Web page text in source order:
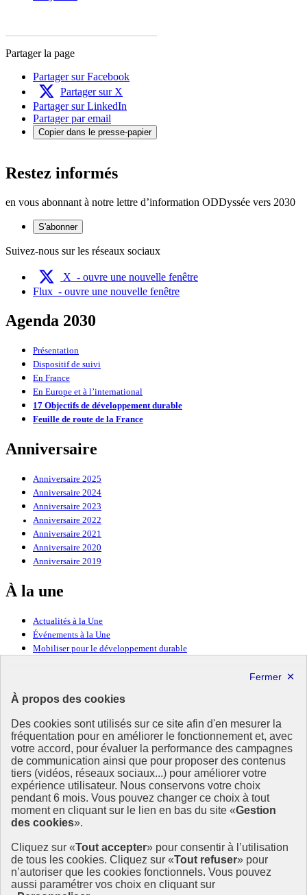
À propos des cookies
Des cookies sont utilisés sur ce site afin d'en mesurer la
fréquentation pour en améliorer le fonctionnement et, avec
votre accord, pour évaluer la performance des campagnes
de communication ainsi que pour proposer des contenus
tiers (vidéos, réseaux sociaux...) pour améliorer votre
expérience utilisateur. Nous conservons votre choix
pendant 6 mois. Vous pouvez changer ce choix à tout
moment en cliquant sur le lien en bas du site «Gestion
des cookies».
Cliquez sur «Tout accepter» pour consentir à l’utilisation
de tous les cookies. Cliquez sur «Tout refuser» pour
n’autoriser que les cookies fonctionnels. Vous pouvez
aussi paramétrer vos choix en cliquant sur
Partager la page
Partager sur Facebook
Partager sur X
Partager sur LinkedIn
Partager par email
Copier dans le presse-papier
Restez informés
en vous abonnant à notre lettre d’information ODDyssée vers 2030
S'abonner
Suivez-nous sur les réseaux sociaux
X - ouvre une nouvelle fenêtre
Flux - ouvre une nouvelle fenêtre
Agenda 2030
Présentation
Dispositif de suivi
En France
En Europe et à l’international
17 Objectifs de développement durable
Feuille de route de la France
Anniversaire
Anniversaire 2025
Anniversaire 2024
Anniversaire 2023
Anniversaire 2022
Anniversaire 2021
Anniversaire 2020
Anniversaire 2019
À la une
Actualités à la Une
Événements à la Une
Mobiliser pour le développement durable
Ressources
Ressources
La Méth’ODD
Gouvernement
Ce site propose l’information de référence concernant l’Agenda
2030 et la feuille de route de la France. Il valorise la mobilisation de
tous les acteurs.
info.gouv.fr- ouvre une nouvelle fenêtre
service-public.fr - ouvre une nouvelle fenêtre
legifrance.gouv.fr- ouvre une nouvelle fenêtre
data.gouv.fr- ouvre une nouvelle fenêtre